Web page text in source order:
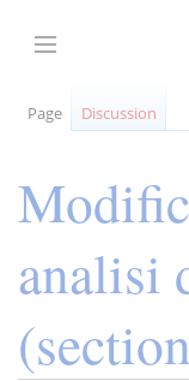
au Afficher / masquer la barre latérale
Page Discussion
analisi